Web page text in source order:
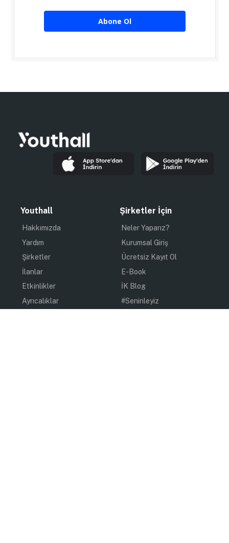
Abone Ol
Youthall
Hakkımızda
Yardım
Şirketler
İlanlar
Etkinlikler
Ayrıcalıklar
Şirketler İçin
Neler Yaparız?
Kurumsal Giriş
Ücretsiz Kayıt Ol
E-Book
İK Blog
#Seninleyiz